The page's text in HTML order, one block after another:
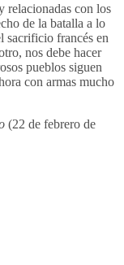
relacionadas con los
de la batalla a lo
sacrificio francés en
nos debe hacer
pueblos siguen
con armas mucho
(22 de febrero de